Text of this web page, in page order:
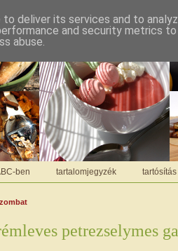
ben tartalomjegyzék tartósítás
petrezselymes
deliver its services and to
and security metrics
abuse.